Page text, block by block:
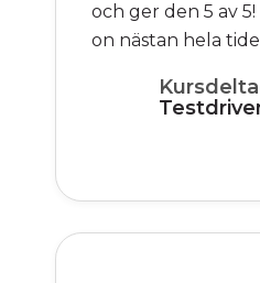
och ger den 5 av
on nästan hela